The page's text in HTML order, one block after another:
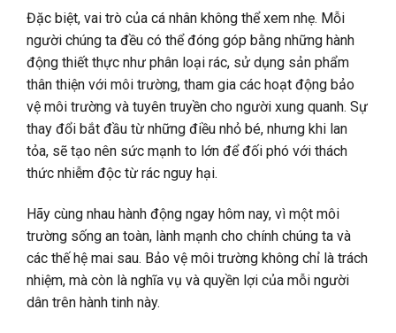
Đặc biệt, vai trò của cá nhân không thể xem nhẹ. Mỗi
người chúng ta đều có thể đóng góp bằng những hành
động thiết thực như phân loại rác, sử dụng sản phẩm
thân thiện với môi trường, tham gia các hoạt động bảo
vệ môi trường và tuyên truyền cho người xung quanh. Sự
thay đổi bắt đầu từ những điều nhỏ bé, nhưng khi lan
tỏa, sẽ tạo nên sức mạnh to lớn để đối phó với thách
thức nhiễm độc từ rác nguy hại.
Hãy cùng nhau hành động ngay hôm nay, vì một môi
trường sống an toàn, lành mạnh cho chính chúng ta và
các thế hệ mai sau. Bảo vệ môi trường không chỉ là trách
nhiệm, mà còn là nghĩa vụ và quyền lợi của mỗi người
dân trên hành tinh này.